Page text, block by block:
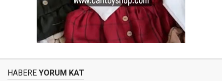
HABERE YORUM KAT